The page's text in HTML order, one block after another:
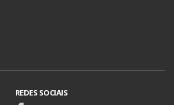
REDES SOCIAIS